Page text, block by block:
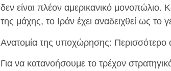
δεν είναι πλέον αμερικανικό
της μάχης, το Ιράν έχει αναδειχθεί ως το
Ανατομία της υποχώρησης: Περισσότερο
Για να κατανοήσουμε το τρέχον